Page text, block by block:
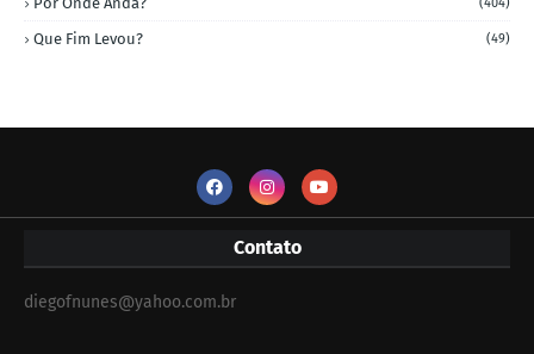
Que Fim Levou? (49)
Contato
diegofnunes@yahoo.com.br